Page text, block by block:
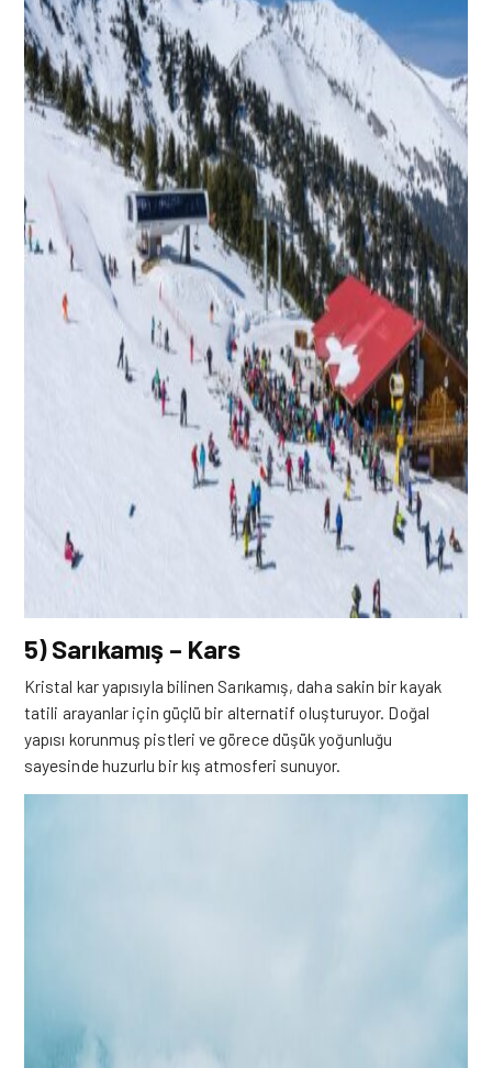
5) Sarıkamış – Kars
Kristal kar yapısıyla bilinen Sarıkamış, daha sakin bir kayak
tatili arayanlar için güçlü bir alternatif oluşturuyor. Doğal
yapısı korunmuş pistleri ve görece düşük yoğunluğu
sayesinde huzurlu bir kış atmosferi sunuyor.